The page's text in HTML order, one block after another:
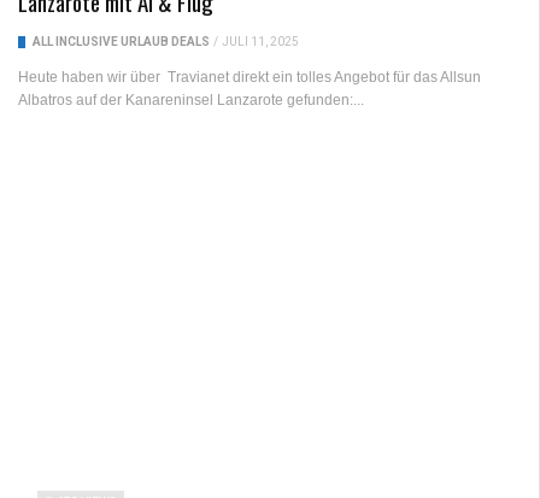
ALL INCLUSIVE URLAUB DEALS / JULI 11, 2025
Heute haben wir über Travianet direkt ein tolles Angebot für das Allsun
Albatros auf der Kanareninsel Lanzarote gefunden:...